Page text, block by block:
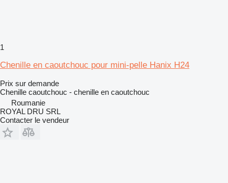
1
Chenille en caoutchouc pour mini-pelle Hanix H24
Prix sur demande
Chenille caoutchouc - chenille en caoutchouc
Roumanie
ROYAL DRU SRL
Contacter le vendeur